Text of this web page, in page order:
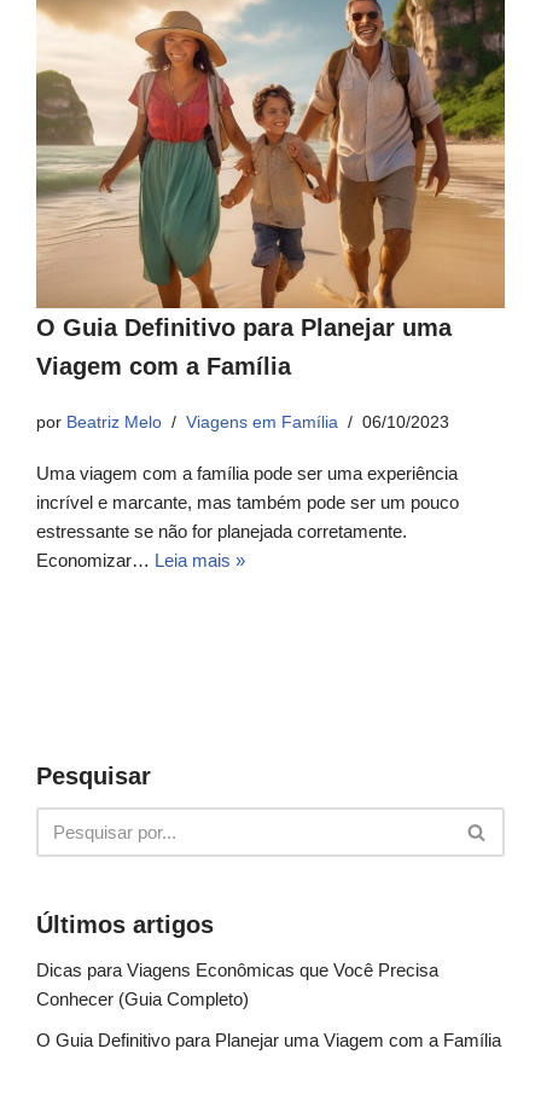
O Guia Definitivo para Planejar uma
Viagem com a Família
por Beatriz Melo Viagens em Família 06/10/2023
Uma viagem com a família pode ser uma experiência
incrível e marcante, mas também pode ser um pouco
estressante se não for planejada corretamente.
Economizar… Leia mais »
Pesquisar
Últimos artigos
Dicas para Viagens Econômicas que Você Precisa
Conhecer (Guia Completo)
O Guia Definitivo para Planejar uma Viagem com a Família